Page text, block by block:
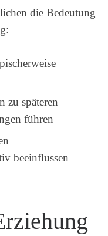
die Bedeutung
zu späteren
führen
beeinflussen